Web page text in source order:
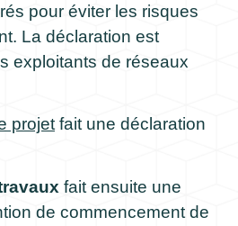
pour éviter les risques
La déclaration est
exploitants de réseaux
projetfait une déclaration
fait ensuite une
de commencement de